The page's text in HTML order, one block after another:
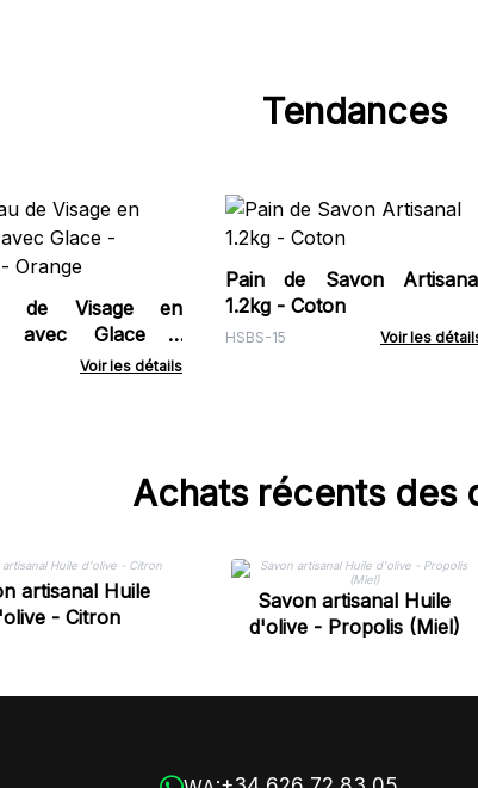
Tendances
de Visage en
avec Glace -
OrangeVoir les détails
Pain de Savon
1.2kg - Coton
HSBS-15 Voir les
Achats récents des
artisanal Huile
- Citron
Savon artisanal Huile
d'olive - Propolis (Miel)